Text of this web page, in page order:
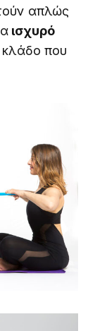
απλώς
ισχυρό
που